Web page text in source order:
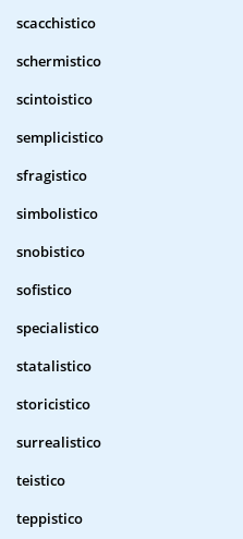
scacchistico
schermistico
scintoistico
semplicistico
sfragistico
simbolistico
snobistico
sofistico
specialistico
statalistico
storicistico
surrealistico
teistico
teppistico